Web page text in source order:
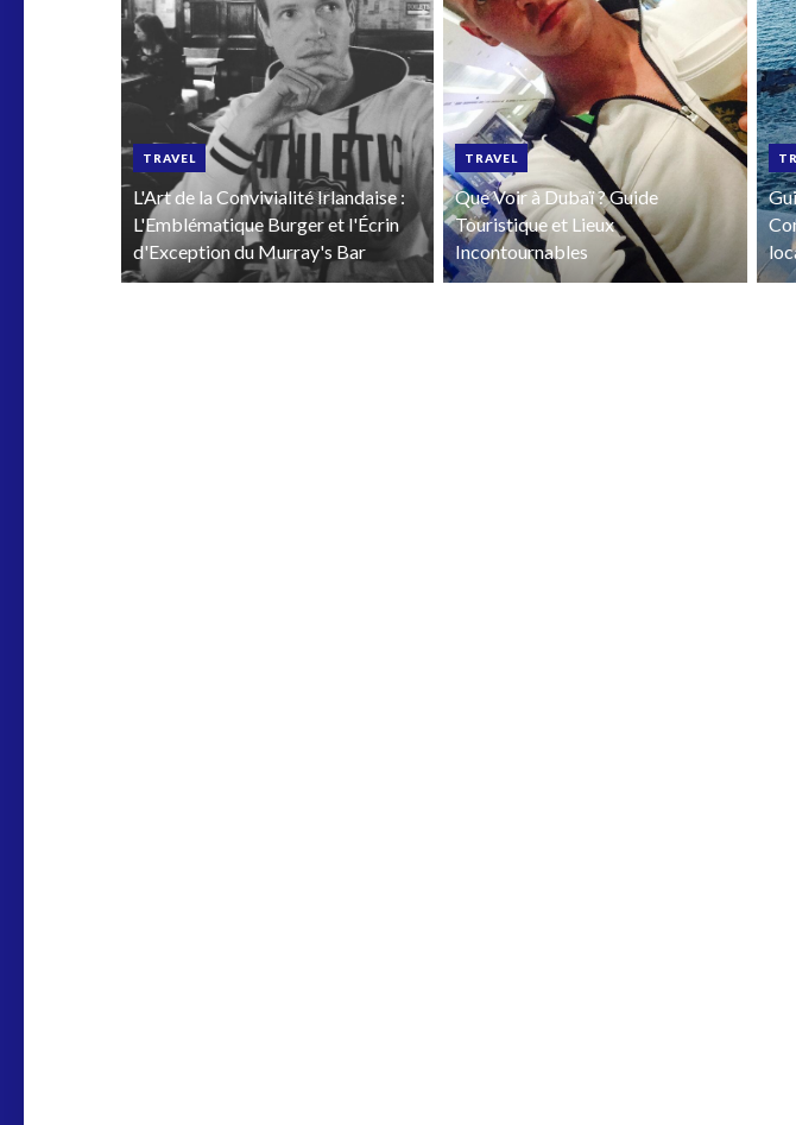
TRAVEL
L'Art de la Convivialité Irlandaise :
L'Emblématique Burger et l'Écrin
d'Exception du Murray's Bar
TRAVEL
Que Voir à Dubaï ? Guide
Touristique et Lieux
Incontournables